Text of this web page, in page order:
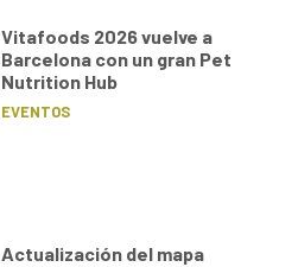
Vitafoods 2026 vuelve a
Barcelona con un gran Pet
Nutrition Hub
EVENTOS
Actualización del mapa